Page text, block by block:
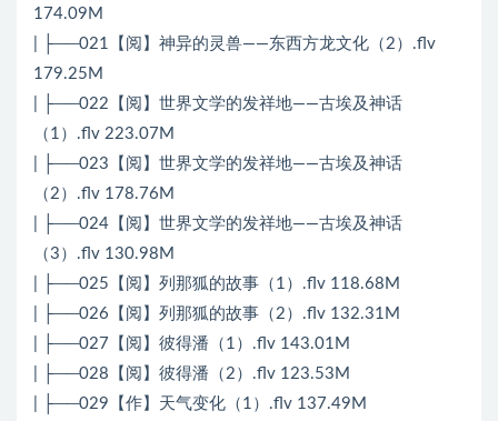
174.09M
| ├──021【阅】神异的灵兽——东西方龙文化（2）.flv
179.25M
| ├──022【阅】世界文学的发祥地——古埃及神话
（1）.flv 223.07M
| ├──023【阅】世界文学的发祥地——古埃及神话
（2）.flv 178.76M
| ├──024【阅】世界文学的发祥地——古埃及神话
（3）.flv 130.98M
| ├──025【阅】列那狐的故事（1）.flv 118.68M
| ├──026【阅】列那狐的故事（2）.flv 132.31M
| ├──027【阅】彼得潘（1）.flv 143.01M
| ├──028【阅】彼得潘（2）.flv 123.53M
| ├──029【作】天气变化（1）.flv 137.49M